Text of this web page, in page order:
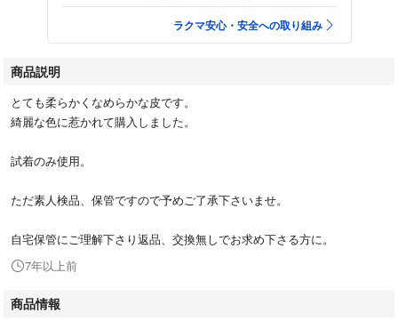
ラクマ安心・安全への取り組み
商品説明
とても柔らかくなめらかな皮です。
綺麗な色に惹かれて購入しました。
試着のみ使用。
ただ素人検品、保管ですので予めご了承下さいませ。
自宅保管にご理解下さり返品、交換無しでお求め下さる方に。
7年以上前
商品情報